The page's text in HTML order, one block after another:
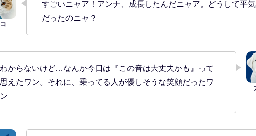
すごいニャア！アンナ、成長したんだニャア。どうして平気
だったのニャ？
わからないけど…なんか今日は『この音は大丈夫かも』って
思えたワン。それに、乗ってる人が優しそうな笑顔だったワ
ン